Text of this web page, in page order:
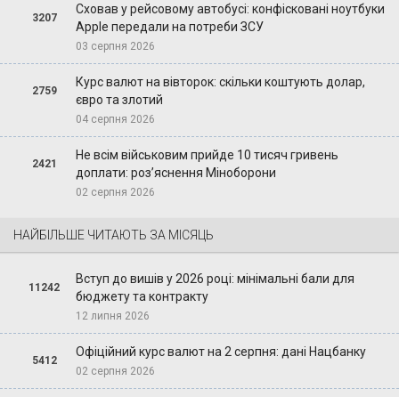
3207
Сховав у рейсовому автобусі: конфісковані ноутбуки
Apple передали на потреби ЗСУ
03 серпня 2026
2759
Курс валют на вівторок: скільки коштують долар,
євро та злотий
04 серпня 2026
2421
Не всім військовим прийде 10 тисяч гривень
доплати: роз’яснення Міноборони
02 серпня 2026
НАЙБІЛЬШЕ ЧИТАЮТЬ ЗА МІСЯЦЬ
11242
Вступ до вишів у 2026 році: мінімальні бали для
бюджету та контракту
12 липня 2026
5412
Офіційний курс валют на 2 серпня: дані Нацбанку
02 серпня 2026